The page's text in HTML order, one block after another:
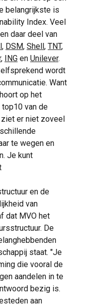
belangrijkste is
Index. Veel
daar deel van
, DSM, Shell, TNT,
, ING en Unilever.
wordt
Want
op het
van de
ziet er niet zoveel
te wegen en
Je kunt
en de
van
dat MVO het
De
staat. "Je
die vooral de
aandelen in te
bezig is.
aan